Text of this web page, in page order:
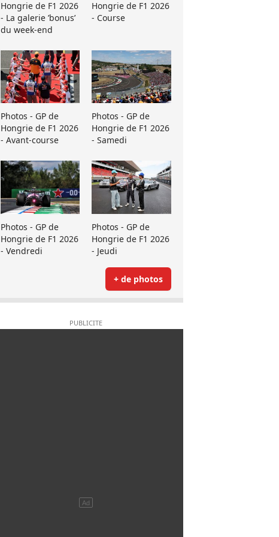
Hongrie de F1 2026
- La galerie ’bonus’
du week-end
Hongrie de F1 2026
- Course
Photos - GP de
Hongrie de F1 2026
- Avant-course
Photos - GP de
Hongrie de F1 2026
- Samedi
Photos - GP de
Hongrie de F1 2026
- Vendredi
Photos - GP de
Hongrie de F1 2026
- Jeudi
+ de photos